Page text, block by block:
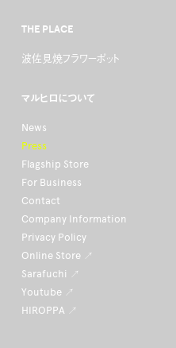
THE PLACE
波佐見焼フラワーポット
マルヒロについて
News
Press
Flagship Store
For Business
Contact
Company Information
Privacy Policy
Online Store ↗
Sarafuchi ↗
Youtube ↗
HIROPPA ↗